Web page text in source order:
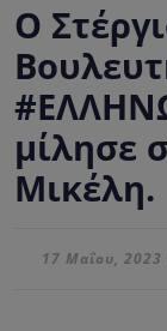
Ο
μίλησε
Μικέλη.
17 Μαΐου, 2023